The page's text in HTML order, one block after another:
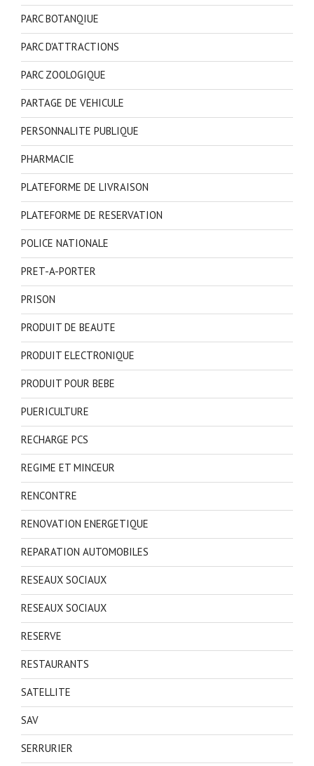
PARC BOTANQIUE
PARC D'ATTRACTIONS
PARC ZOOLOGIQUE
PARTAGE DE VEHICULE
PERSONNALITE PUBLIQUE
PHARMACIE
PLATEFORME DE LIVRAISON
PLATEFORME DE RESERVATION
POLICE NATIONALE
PRET-A-PORTER
PRISON
PRODUIT DE BEAUTE
PRODUIT ELECTRONIQUE
PRODUIT POUR BEBE
PUERICULTURE
RECHARGE PCS
REGIME ET MINCEUR
RENCONTRE
RENOVATION ENERGETIQUE
REPARATION AUTOMOBILES
RESEAUX SOCIAUX
RESEAUX SOCIAUX
RESERVE
RESTAURANTS
SATELLITE
SAV
SERRURIER